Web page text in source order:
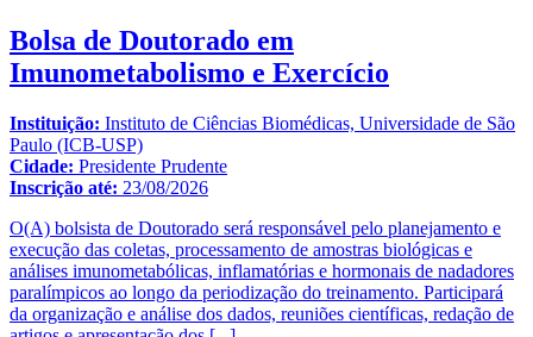
Bolsa de Doutorado em
Imunometabolismo e Exercício
Instituição: Instituto de Ciências Biomédicas, Universidade de São
Paulo (ICB-USP)
Cidade: Presidente Prudente
Inscrição até: 23/08/2026
O(A) bolsista de Doutorado será responsável pelo planejamento e
execução das coletas, processamento de amostras biológicas e
análises imunometabólicas, inflamatórias e hormonais de nadadores
paralímpicos ao longo da periodização do treinamento. Participará
da organização e análise dos dados, reuniões científicas, redação de